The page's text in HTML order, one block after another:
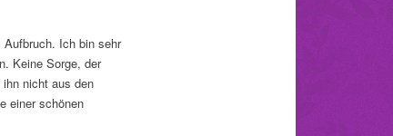
Ich bin sehr
Keine Sorge, der
nicht aus den
einer schönen